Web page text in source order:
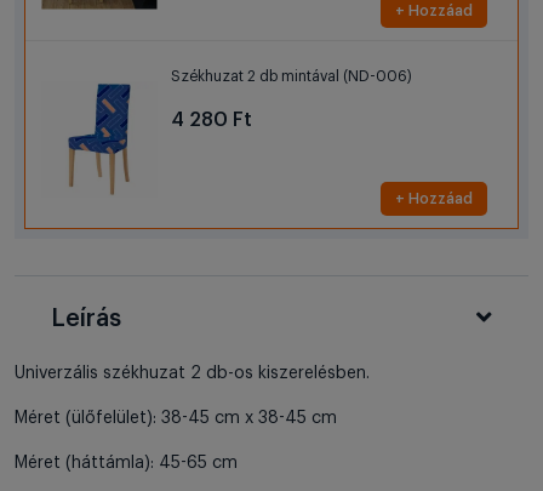
+ Hozzáad
Székhuzat 2 db mintával (ND-006)
4 280 Ft
+ Hozzáad
Leírás
Univerzális székhuzat 2 db-os kiszerelésben.
Méret (ülőfelület): 38-45 cm x 38-45 cm
Méret (háttámla): 45-65 cm